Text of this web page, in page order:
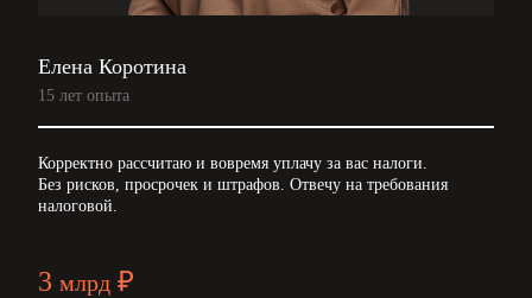
Елена Коротина
15 лет опыта
Корректно рассчитаю и вовремя уплачу за вас налоги.
Без рисков, просрочек и штрафов. Отвечу на требования
налоговой.
3 млрд ₽